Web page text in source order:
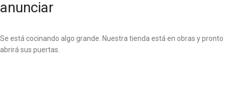
anunciar
Se está cocinando algo grande. Nuestra tienda está en obras y pronto
abrirá sus puertas.